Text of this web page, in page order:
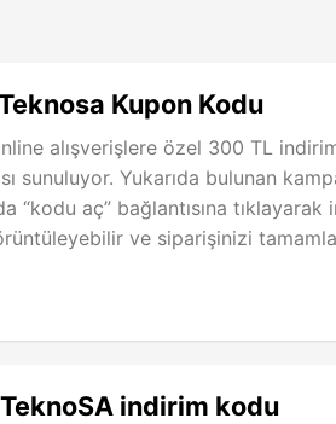
Kupon Kodu
alışverişlere özel 300 TL
sunuluyor. Yukarıda bulunan
“kodu aç” bağlantısına tıklayarak
ve siparişinizi
indirim kodu